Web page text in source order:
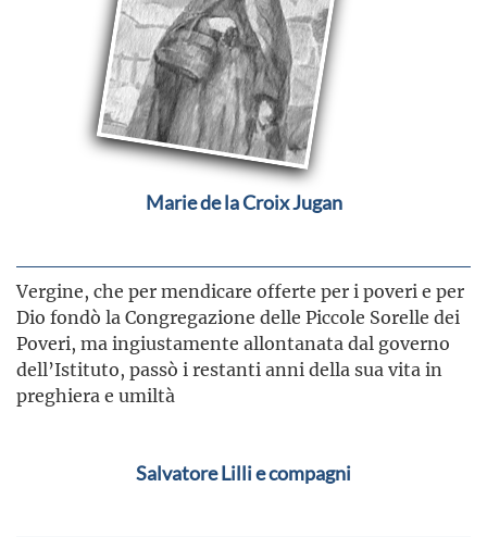
Marie de la Croix Jugan
Vergine, che per mendicare offerte per i poveri e per
Dio fondò la Congregazione delle Piccole Sorelle dei
Poveri, ma ingiustamente allontanata dal governo
dell’Istituto, passò i restanti anni della sua vita in
preghiera e umiltà
Salvatore Lilli e compagni